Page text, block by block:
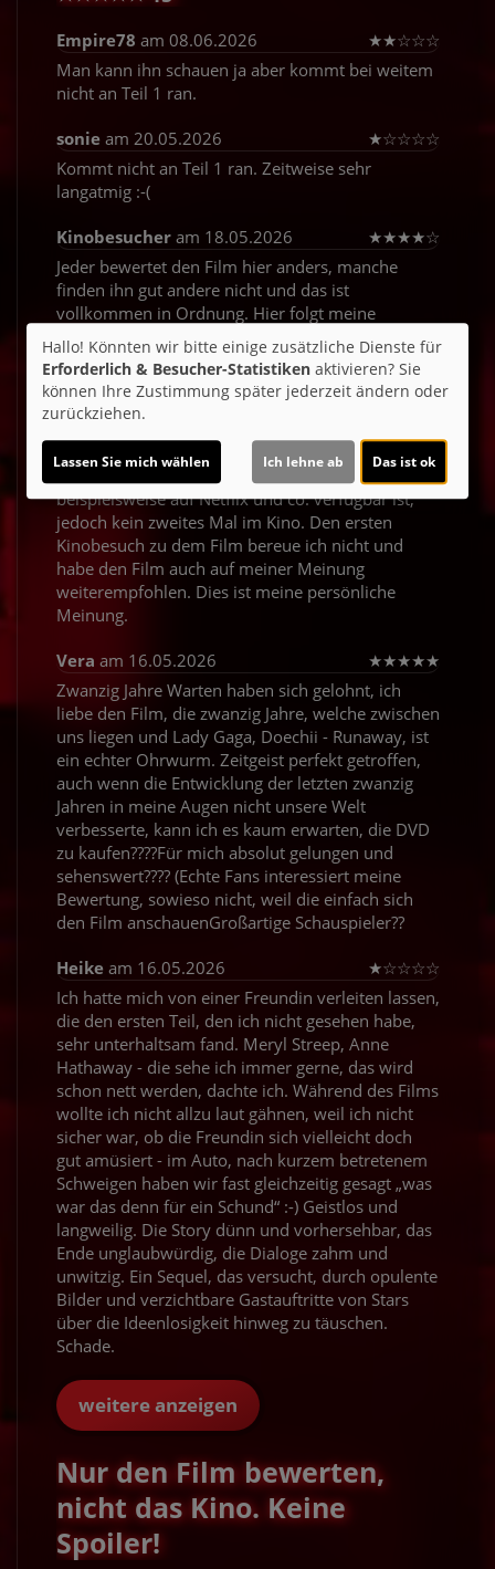
Empire78 am 08.06.2026 ★★☆☆☆
Man kann ihn schauen ja aber kommt bei weitem
nicht an Teil 1 ran.
sonie am 20.05.2026 ★☆☆☆☆
Kommt nicht an Teil 1 ran. Zeitweise sehr
langatmig :-(
Kinobesucher am 18.05.2026 ★★★★☆
Jeder bewertet den Film hier anders, manche
finden ihn gut andere nicht und das ist
vollkommen in Ordnung. Hier folgt meine
Meinung. Ich persönlich fande Teil 1 besser. Ich
fande es schön, dass es wieder die selben
Schauspieler waren und zum Thema Mode
enthalten ich mich da ich nicht der Modeexperte
(was mich persönlich nicht stört). Ich würde den
Film mir nochmal ansehen, wenn er
beispielsweise auf Netflix und co. verfügbar ist,
jedoch kein zweites Mal im Kino. Den ersten
Kinobesuch zu dem Film bereue ich nicht und
habe den Film auch auf meiner Meinung
weiterempfohlen. Dies ist meine persönliche
Meinung.
Vera am 16.05.2026 ★★★★★
Zwanzig Jahre Warten haben sich gelohnt, ich
liebe den Film, die zwanzig Jahre, welche zwischen
uns liegen und Lady Gaga, Doechii - Runaway, ist
ein echter Ohrwurm. Zeitgeist perfekt getroffen,
auch wenn die Entwicklung der letzten zwanzig
Jahren in meine Augen nicht unsere Welt
verbesserte, kann ich es kaum erwarten, die DVD
zu kaufen????Für mich absolut gelungen und
sehenswert???? (Echte Fans interessiert meine
Bewertung, sowieso nicht, weil die einfach sich
den Film anschauenGroßartige Schauspieler??
Heike am 16.05.2026 ★☆☆☆☆
Ich hatte mich von einer Freundin verleiten lassen,
die den ersten Teil, den ich nicht gesehen habe,
sehr unterhaltsam fand. Meryl Streep, Anne
Hathaway - die sehe ich immer gerne, das wird
schon nett werden, dachte ich. Während des Films
wollte ich nicht allzu laut gähnen, weil ich nicht
sicher war, ob die Freundin sich vielleicht doch
gut amüsiert - im Auto, nach kurzem betretenem
Schweigen haben wir fast gleichzeitig gesagt „was
war das denn für ein Schund“ :-) Geistlos und
langweilig. Die Story dünn und vorhersehbar, das
Ende unglaubwürdig, die Dialoge zahm und
unwitzig. Ein Sequel, das versucht, durch opulente
Bilder und verzichtbare Gastauftritte von Stars
über die Ideenlosigkeit hinweg zu täuschen.
Schade.
weitere anzeigen
Nur den Film bewerten,
nicht das Kino. Keine
Spoiler!
Hallo! Könnten wir bitte einige zusätzliche Dienste für
Erforderlich & Besucher-Statistiken aktivieren? Sie
können Ihre Zustimmung später jederzeit ändern oder
zurückziehen.
Lassen Sie mich wählen Ich lehne ab Das ist ok